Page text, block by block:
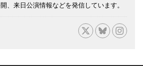
、来日公演情報などを発信しています。